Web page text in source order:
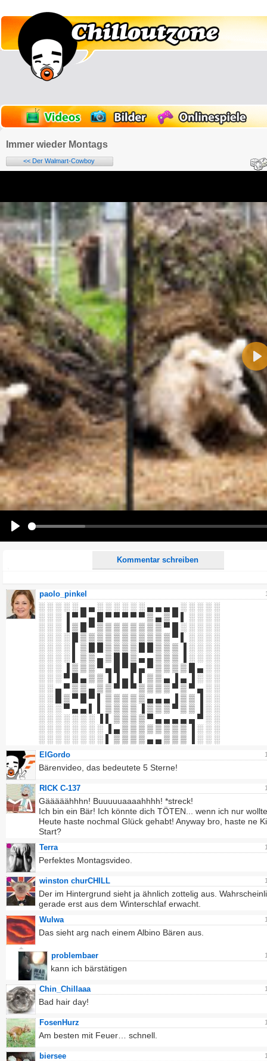
Immer wieder Montags
<< Der Walmart-Cowboy
Kommentar schreiben
Name:
E-Mail-Adresse (optional):
Kommentar:
Alle HTML-Tags außer <br>, <strike> und <i> werden aus Deinem Kommentar entfernt.
URLs werden automatisch umgewandelt. Bitte verwende "www." oder "http://" in URLs
Ich möchte eine E-Mail, wenn auf dieser Seite weitere Kommentare erscheinen.
paolo_pinkel
░ ░ ░ ░ ░ ▄ ▄ ░ ░ ░ ░ ░ ░ ▄ ▄ ▄ ▄ ░ ░ ░ ░ ░
░ ░ ░ ▐ ▀ ▀ ▄ █ ▀ ▀ ▀ ▀ ▀ ▒ ▄ ▒ ▀ ▌ ░ ░ ░ ░
░ ░ ░ ▐ ▒ █ ▀ ▒ ▒ ▒ ▒ ▒ ▒ ▒ ▒ ▀ █ ░ ░ ░ ░ ░
░ ░ ░ ░ █ ▒ ▒ ▒ ▒ ▒ ▒ ▒ ▒ ▒ ▒ ▒ ▀ ▌ ░ ░ ░ ░
░ ░ ░ ░ ▌ ▒ █ █ ▒ ▒ ▒ ▒ █ █ ▒ ▒ ▒ ▐ ░ ░ ░ ░
░ ░ ░ ░ ▌ ▒ ▒ ▄ ▒ █ █ ▒ ▄ ▄ ▒ ▒ ▒ ▐ ░ ░ ░ ░
░ ░ ░ ▐ ▒ ▒ ▒ ▀ ▄ █ ▀ █ ▄ ▀ ▒ ▒ ▒ ▒ █ ▄ ░ ░
░ ░ ░ ▀ █ ▄ ▒ ▒ ▐ ▐ ▄ ▌ ▌ ▒ ▒ ▄ ▐ ▄ ▐ ░ ░ ░
░ ░ ▄ ▀ ▒ ▒ ▄ ▒ ▒ ▀ ▀ ▀ ▒ ▒ ▒ ▒ ▀ ▒ ▀ ▄ ░ ░
░ ░ █ ▒ ▀ █ ▀ ▌ ▒ ▒ ▒ ▒ ▒ ▄ ▄ ▄ ▐ ▒ ▒ ▐ ░ ░
░ ░ ░ ▀ ▄ ▄ ▌ ▌ ▒ ▒ ▒ ▒ ▐ ▒ ▒ ▒ ▀ ▒ ▒ ▐ ░ ░
░ ░ ░ ░ ░ ░ ░ ▐ ▌ ▒ ▒ ▒ ▒ ▀ ▄ ▄ ▄ ▄ ▄ ▀ ░ ░
░ ░ ░ ░ ░ ░ ░ ░ ▐ ▄ ▒ ▒ ▒ ▒ ▒ ▒ ▒ ▒ ▐ ░ ░ ░
░ ░ ░ ░ ░ ░ ░ ░ ▌ ▒ ▒ ▒ ▒ ▄ ▄ ▒ ▒ ▒ ▐ ░ ░ ░
ElGordo
Bärenvideo, das bedeutete 5 Sterne!
RICK C-137
Gääääähhhn! Buuuuuaaaahhhh! *streck!
Ich bin ein Bär! Ich könnte dich TÖTEN... wenn ich nur
Heute haste nochmal Glück gehabt! Anyway bro, haste ne
Start?
Terra
Perfektes Montagsvideo.
winston churCHILL
Der im Hintergrund sieht ja ähnlich zottelig aus.
gerade erst aus dem Winterschlaf erwacht.
Wulwa
Das sieht arg nach einem Albino Bären aus.
problembaer
kann ich bärstätigen
Chin_Chillaaa
Bad hair day!
FosenHurz
Am besten mit Feuer… schnell.
biersee